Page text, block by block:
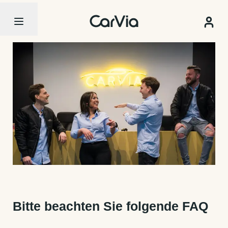
Bitte beachten Sie folgende FAQ